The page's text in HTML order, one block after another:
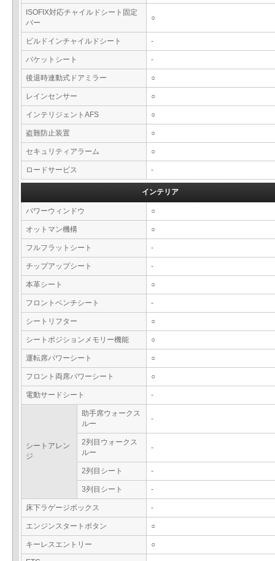
ISOFIX対応チャイルドシート固定
バー
○
ビルドインチャイルドシート -
バケットシート -
後退時連動式ドアミラー ○
レインセンサー ○
インテリジェントAFS ○
盗難防止装置 ○
セキュリティアラーム ○
ロードサービス -
インテリア
パワーウィンドウ ○
オットマン機構 ○
フルフラットシート -
チップアップシート -
本革シート ○
フロントベンチシート -
シートリフター ○
シートポジションメモリー機能 ○
運転席パワーシート ○
フロント両席パワーシート ○
電動サードシート -
シートアレン
ジ
助手席ウォークス
ルー
-
2列目ウォークス
ルー
-
2列目シート -
3列目シート -
床下ラゲージボックス -
エンジンスタートボタン ○
キーレスエントリー ○